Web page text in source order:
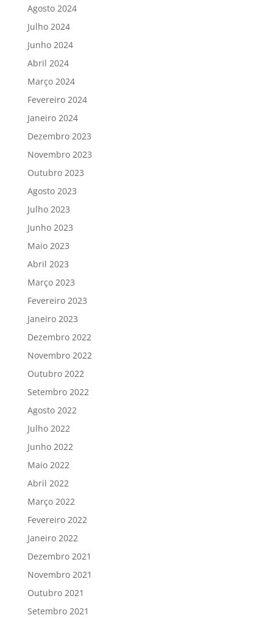
Agosto 2024
Julho 2024
Junho 2024
Abril 2024
Março 2024
Fevereiro 2024
Janeiro 2024
Dezembro 2023
Novembro 2023
Outubro 2023
Agosto 2023
Julho 2023
Junho 2023
Maio 2023
Abril 2023
Março 2023
Fevereiro 2023
Janeiro 2023
Dezembro 2022
Novembro 2022
Outubro 2022
Setembro 2022
Agosto 2022
Julho 2022
Junho 2022
Maio 2022
Abril 2022
Março 2022
Fevereiro 2022
Janeiro 2022
Dezembro 2021
Novembro 2021
Outubro 2021
Setembro 2021